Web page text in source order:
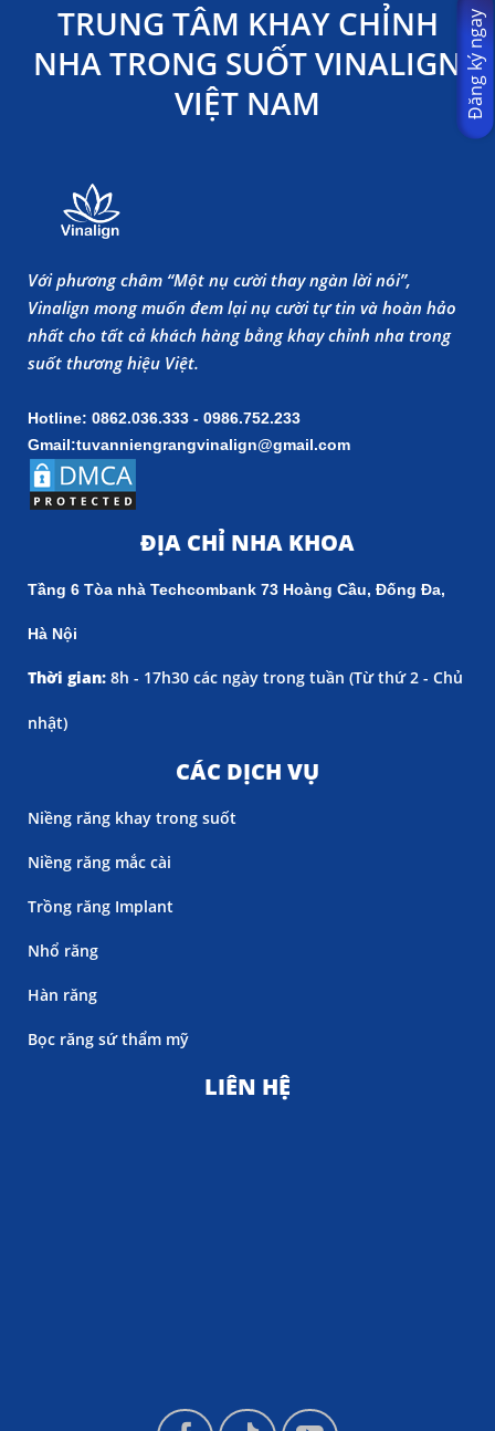
TRUNG TÂM KHAY CHỈNH
NHA TRONG SUỐT VINALIGN
VIỆT NAM
Với phương châm “Một nụ cười thay ngàn lời nói”,
Vinalign mong muốn đem lại nụ cười tự tin và hoàn hảo
nhất cho tất cả khách hàng bằng khay chỉnh nha trong
suốt thương hiệu Việt.
Hotline: 0862.036.333 - 0986.752.233
Gmail:tuvanniengrangvinalign@gmail.com
ĐỊA CHỈ NHA KHOA
Tầng 6 Tòa nhà Techcombank 73 Hoàng Cầu, Đống Đa,
Hà Nội
Thời gian: 8h - 17h30 các ngày trong tuần (Từ thứ 2 - Chủ
nhật)
CÁC DỊCH VỤ
Niềng răng khay trong suốt
Niềng răng mắc cài
Trồng răng Implant
Nhổ răng
Hàn răng
Bọc răng sứ thẩm mỹ
LIÊN HỆ
Đăng ký ngay